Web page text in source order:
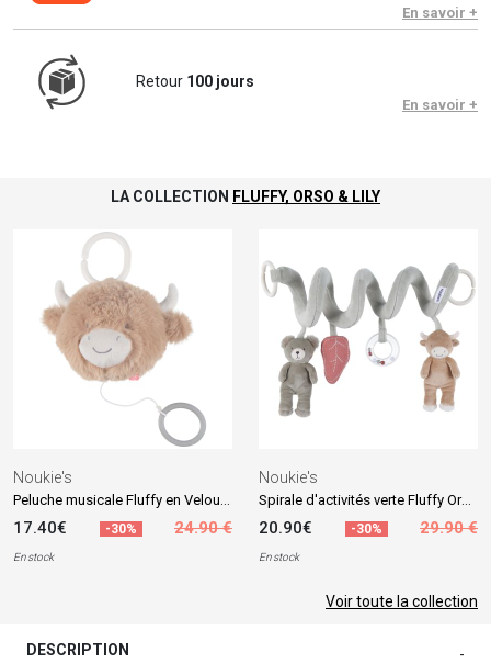
En savoir +
Retour 100 jours
En savoir +
LA COLLECTION FLUFFY, ORSO & LILY
Noukie's
Peluche musicale Fluffy en Veloudoux beige
17.40€ -30% 24.90 €
En stock
Noukie's
Spirale d'activités verte Fluffy Orso et Lily
20.90€ -30% 29.90 €
En stock
Voir toute la collection
DESCRIPTION -